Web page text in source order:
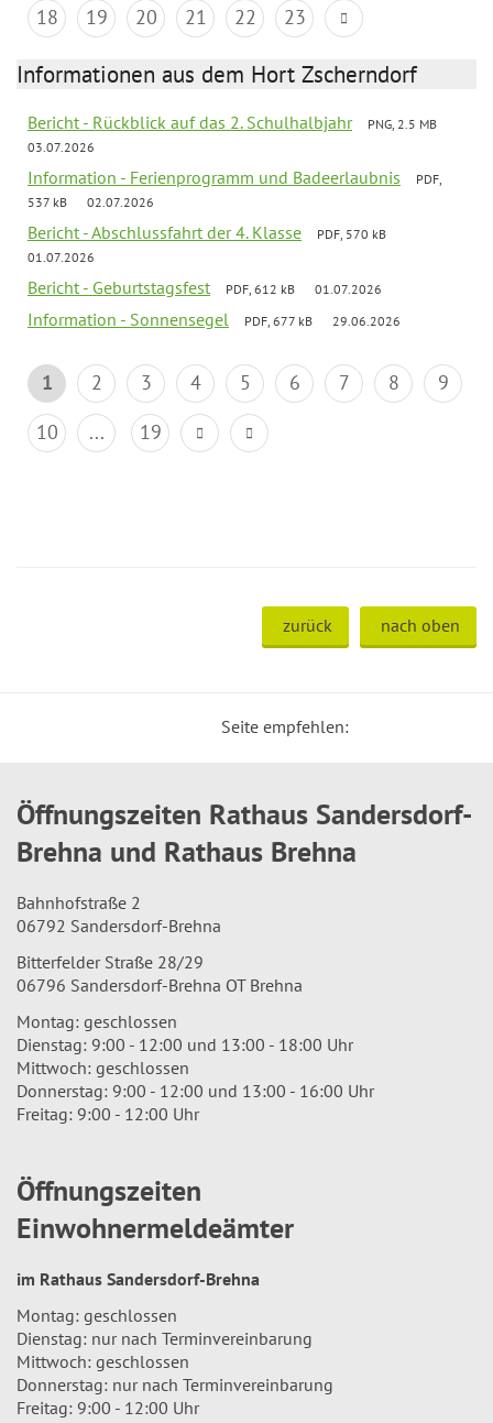
18
19 20 21 22 23
Informationen aus dem Hort Zscherndorf
Bericht - Rückblick auf das 2. Schulhalbjahr
PNG, 2.5 MB
03.07.2026
Information - Ferienprogramm und Badeerlaubnis
PDF,
537 kB
02.07.2026
Bericht - Abschlussfahrt der 4. Klasse
PDF, 570 kB
01.07.2026
Bericht - Geburtstagsfest PDF, 612 kB 01.07.2026
Information - Sonnensegel PDF, 677 kB 29.06.2026
1 2 3 4 5 6 7 8
9
10
... 19
zurück nach oben
Seite empfehlen:
Öffnungszeiten Rathaus Sandersdorf-
Brehna und Rathaus Brehna
Bahnhofstraße 2
06792 Sandersdorf-Brehna
Bitterfelder Straße 28/29
06796 Sandersdorf-Brehna OT Brehna
Montag: geschlossen
Dienstag: 9:00 - 12:00 und 13:00 - 18:00 Uhr
Mittwoch: geschlossen
Donnerstag: 9:00 - 12:00 und 13:00 - 16:00 Uhr
Freitag: 9:00 - 12:00 Uhr
Öffnungszeiten
Einwohnermeldeämter
im Rathaus Sandersdorf-Brehna
Montag: geschlossen
Dienstag: nur nach Terminvereinbarung
Mittwoch: geschlossen
Donnerstag: nur nach Terminvereinbarung
Freitag: 9:00 - 12:00 Uhr